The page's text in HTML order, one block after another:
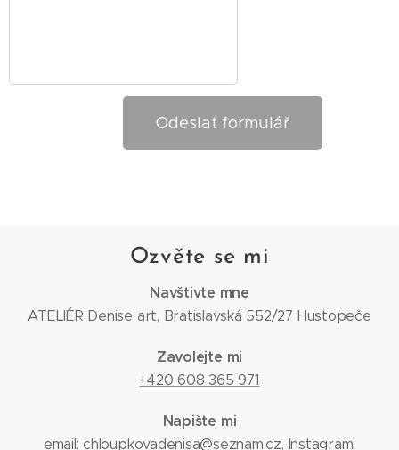
Odeslat formulář
Ozvěte se mi
Navštivte mne
ATELIÉR Denise art, Bratislavská 552/27 Hustopeče
Zavolejte mi
+420 608 365 971
Napište mi
email:chloupkovadenisa@seznam.cz, Instagram: